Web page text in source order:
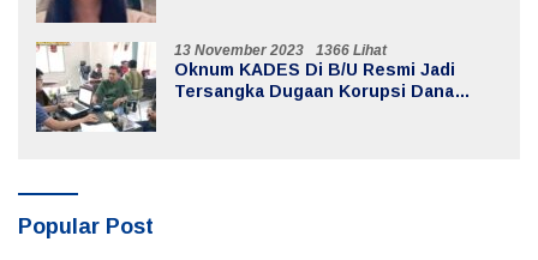
13 November 2023 1366 Lihat
Oknum KADES Di B/U Resmi Jadi
Tersangka Dugaan Korupsi Dana
Popular Post